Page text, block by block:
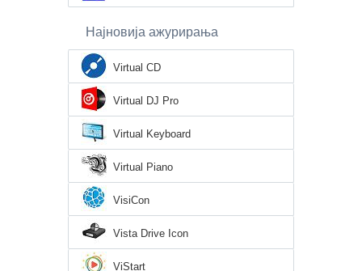
Најновија ажурирања
Virtual CD
Virtual DJ Pro
Virtual Keyboard
Virtual Piano
VisiCon
Vista Drive Icon
ViStart